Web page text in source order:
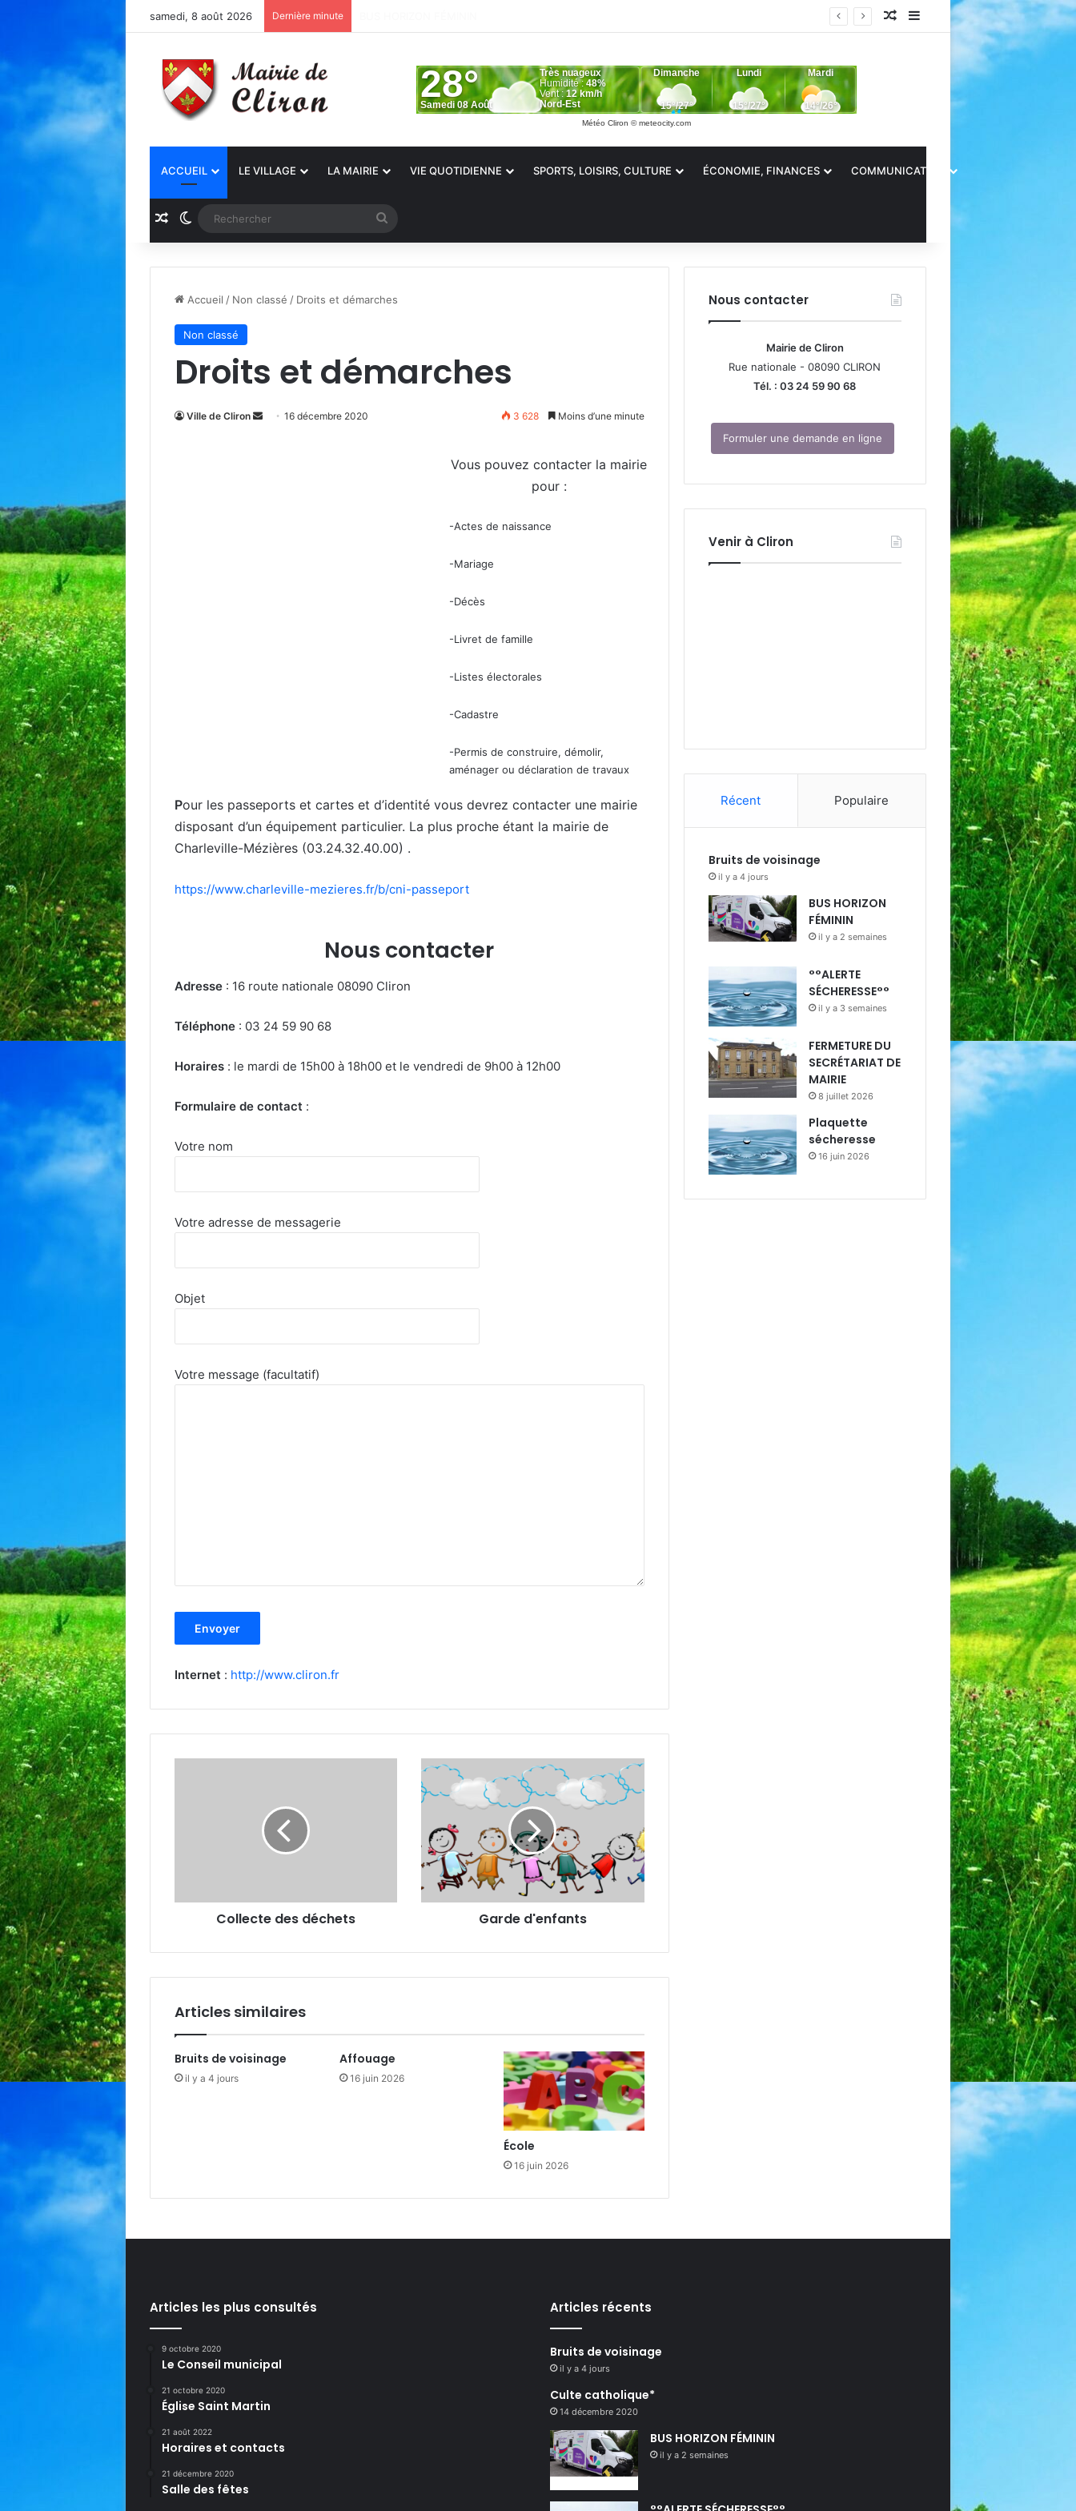
samedi, 8 août 2026 Dernière minute Article Aléatoire
Sidebar (barre latérale)
Météo Cliron © meteocity.com
ACCUEIL LE VILLAGE LA MAIRIE VIE QUOTIDIENNE SPORTS, LOISIRS, CULTURE ÉCONOMIE, FINANCES COMMUNICATION
Article Aléatoire
Switch skin
Accueil / Non classé / Droits et démarches
Non classé
Droits et démarches
Ville de Cliron
Envoyer16 décembre 2020 3 628 Moins d’une minute
Vous pouvez contacter la mairie
pour :
-Actes de naissance
-Mariage
-Décès
-Livret de famille
-Listes électorales
-Cadastre
-Permis de construire, démolir,
aménager ou déclaration de travaux
Pour les passeports et cartes et d’identité vous devrez contacter une mairie
disposant d’un équipement particulier. La plus proche étant la mairie de
Charleville-Mézières (03.24.32.40.00) .
https://www.charleville-mezieres.fr/b/cni-passeport
Nous contacter
Adresse : 16 route nationale 08090 Cliron
Téléphone : 03 24 59 90 68
Horaires : le mardi de 15h00 à 18h00 et le vendredi de 9h00 à 12h00
Formulaire de contact :
Votre nom
Votre adresse de messagerie
Objet
Votre message (facultatif)
Internet : http://www.cliron.fr
Collecte des déchets
Garde
d'enfants
Garde d'enfants
Articles similaires
Bruits de voisinage
il y a 4 jours
Affouage
16 juin 2026
École
16 juin 2026
Nous contacter
Mairie de Cliron
Rue nationale - 08090 CLIRON
Tél. : 03 24 59 90 68
Formuler une demande en ligne
Venir à Cliron
Récent Populaire
Bruits de voisinage
il y a 4 jours
BUS HORIZON
FÉMININ
il y a 2 semaines
°°ALERTE
SÉCHERESSE°°
il y a 3 semaines
FERMETURE DU
SECRÉTARIAT DE
MAIRIE
8 juillet 2026
Plaquette
sécheresse
16 juin 2026
Articles les plus consultés
9 octobre 2020
Le Conseil municipal
21 octobre 2020
Église Saint Martin
21 août 2022
Horaires et contacts
21 décembre 2020
Salle des fêtes
Articles récents
Bruits de voisinage
il y a 4 jours
Culte catholique*
14 décembre 2020
BUS HORIZON FÉMININ
il y a 2 semaines